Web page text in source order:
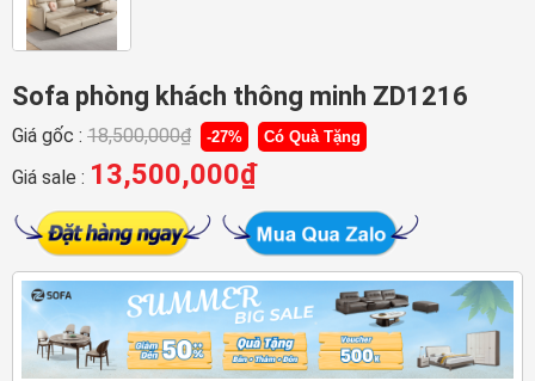
PHÒNG NGỦ
PHÒNG KHÁCH
Sofa phòng khách thông minh ZD1216
Giá gốc : 18,500,000₫ -27% Có Quà Tặng
Giá sale : 13,500,000₫